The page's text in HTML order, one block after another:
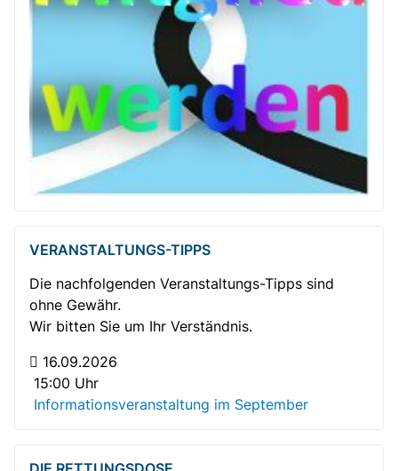
VERANSTALTUNGS-TIPPS
Die nachfolgenden Veranstaltungs-Tipps sind
ohne Gewähr.
Wir bitten Sie um Ihr Verständnis.
16.09.2026
15:00 Uhr
Informationsveranstaltung im September